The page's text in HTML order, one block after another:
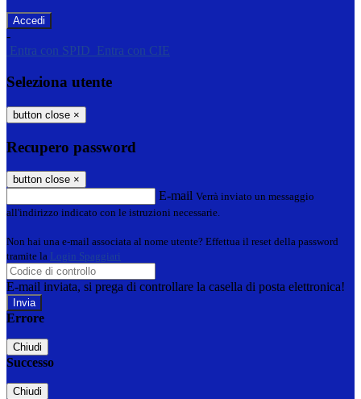
-
Entra con SPID
Entra con CIE
Seleziona utente
button close ×
Recupero password
button close ×
E-mail Verrà inviato un messaggio
all'indirizzo indicato con le istruzioni necessarie.
Non hai una e-mail associata al nome utente? Effettua il reset della password
tramite la Login Spaggiari
E-mail inviata, si prega di controllare la casella di posta elettronica!
Errore
Chiudi
Successo
Chiudi